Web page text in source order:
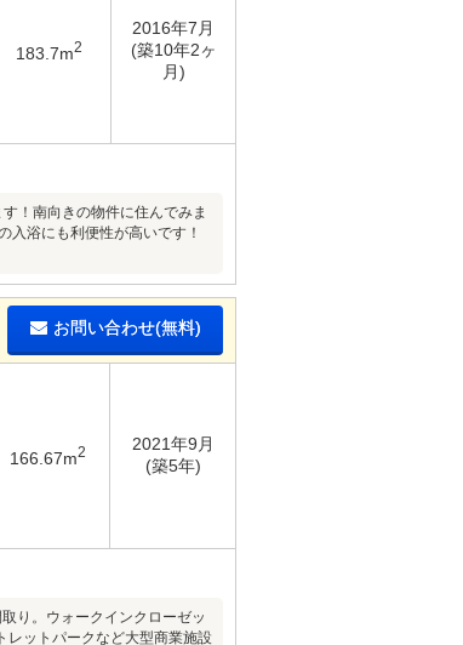
183.7m2
2016年7月
(築10年2ヶ
月)
！南向きの物件に住んでみま
入浴にも利便性が高いです！
お問い合わせ(無料)
166.67m2
2021年9月
(築5年)
り。ウォークインクローゼッ
レットパークなど大型商業施設